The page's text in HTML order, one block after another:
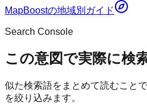
MapBoostの地域別ガイド
Search Console
この意図で実際に検
似た検索語をまとめて読むこと
を絞り込みます。